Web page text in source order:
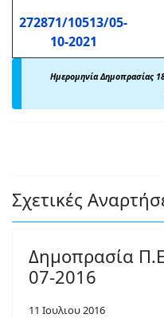
272871/10513/05-
10-2021
Ημερομηνία Δημοπρασίας
Σχετικές
Δημοπρασία
07-2016
11 Ιουλιου 2016